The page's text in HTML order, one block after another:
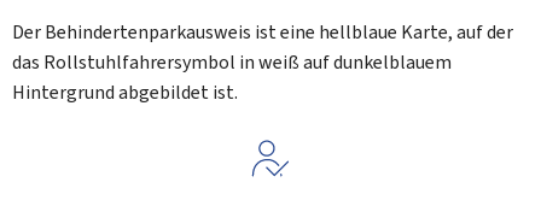
Der Behindertenparkausweis ist eine hellblaue Karte, auf der
das Rollstuhlfahrersymbol in weiß auf dunkelblauem
Hintergrund abgebildet ist.